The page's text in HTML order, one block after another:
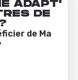
ADAPT'
DE
de Ma